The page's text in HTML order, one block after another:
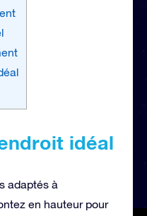
idéal
adaptés à
en hauteur pour